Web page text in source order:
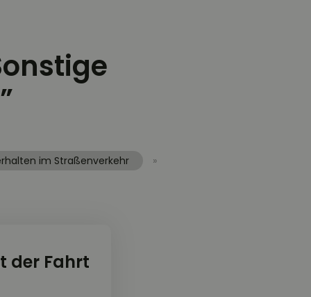
im Straßenverkehr
»
der Fahrt